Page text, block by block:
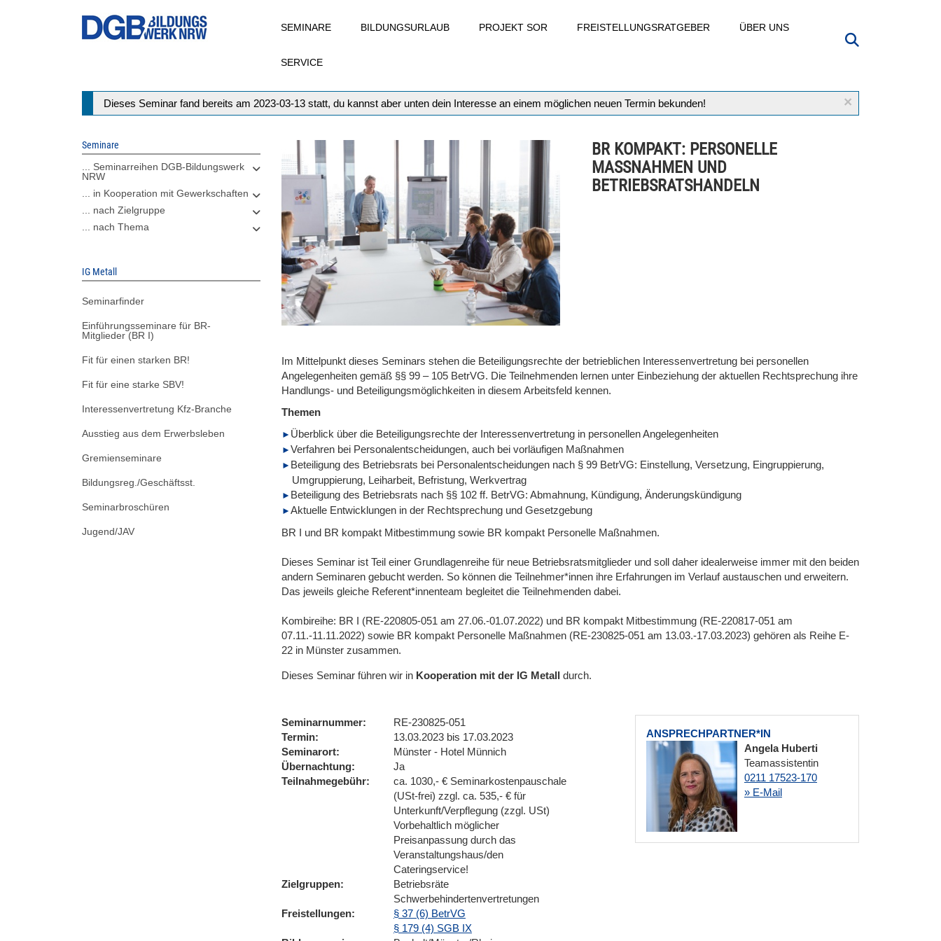
SEMINARE BILDUNGSURLAUB PROJEKT SOR FREISTELLUNGSRATGEBER ÜBER UNS
SERVICE
×
Statusmeldung
Dieses Seminar fand bereits am 2023-03-13 statt, du kannst aber unten dein Interesse an einem möglichen neuen Termin bekunden!
Seminare
... Seminarreihen DGB-Bildungswerk
NRW
... in Kooperation mit Gewerkschaften
... nach Zielgruppe
... nach Thema
IG Metall
Seminarfinder
Einführungsseminare für BR-
Mitglieder (BR I)
Fit für einen starken BR!
Fit für eine starke SBV!
Interessenvertretung Kfz-Branche
Ausstieg aus dem Erwerbsleben
Gremienseminare
Bildungsreg./Geschäftsst.
Seminarbroschüren
Jugend/JAV
BR KOMPAKT: PERSONELLE
MASSNAHMEN UND
BETRIEBSRATSHANDELN
Im Mittelpunkt dieses Seminars stehen die Beteiligungsrechte der betrieblichen Interessenvertretung bei personellen
Angelegenheiten gemäß §§ 99 – 105 BetrVG. Die Teilnehmenden lernen unter Einbeziehung der aktuellen Rechtsprechung ihre
Handlungs- und Beteiligungsmöglichkeiten in diesem Arbeitsfeld kennen.
Themen
Überblick über die Beteiligungsrechte der Interessenvertretung in personellen Angelegenheiten
Verfahren bei Personalentscheidungen, auch bei vorläufigen Maßnahmen
Beteiligung des Betriebsrats bei Personalentscheidungen nach § 99 BetrVG: Einstellung, Versetzung, Eingruppierung,
Umgruppierung, Leiharbeit, Befristung, Werkvertrag
Beteiligung des Betriebsrats nach §§ 102 ff. BetrVG: Abmahnung, Kündigung, Änderungskündigung
Aktuelle Entwicklungen in der Rechtsprechung und Gesetzgebung
BR I und BR kompakt Mitbestimmung sowie BR kompakt Personelle Maßnahmen.
Dieses Seminar ist Teil einer Grundlagenreihe für neue Betriebsratsmitglieder und soll daher idealerweise immer mit den beiden
andern Seminaren gebucht werden. So können die Teilnehmer*innen ihre Erfahrungen im Verlauf austauschen und erweitern.
Das jeweils gleiche Referent*innenteam begleitet die Teilnehmenden dabei.
Kombireihe: BR I (RE-220805-051 am 27.06.-01.07.2022) und BR kompakt Mitbestimmung (RE-220817-051 am
07.11.-11.11.2022) sowie BR kompakt Personelle Maßnahmen (RE-230825-051 am 13.03.-17.03.2023) gehören als Reihe E-
22 in Münster zusammen.
Dieses Seminar führen wir in Kooperation mit der IG Metall durch.
ANSPRECHPARTNER*IN
Angela Huberti
Teamassistentin
0211 17523-170
» E-Mail
Seminarnummer
RE-230825-051
Termin
13.03.2023 bis 17.03.2023
Seminarort
Münster - Hotel Münnich
Übernachtung
Ja
Teilnahmegebühr
ca. 1030,- € Seminarkostenpauschale
(USt-frei) zzgl. ca. 535,- € für
Unterkunft/Verpflegung (zzgl. USt)
Vorbehaltlich möglicher
Preisanpassung durch das
Veranstaltungshaus/den
Cateringservice!
Zielgruppen
Betriebsräte
Schwerbehindertenvertretungen
Freistellungen
§ 37 (6) BetrVG
§ 179 (4) SGB IX